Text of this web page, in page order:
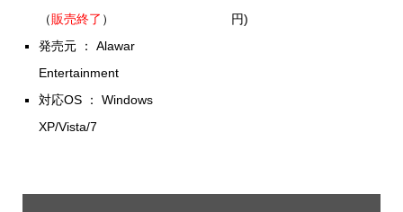
（販売終了 ）
発売元 ： Alawar
Entertainment
対応OS ： Windows
XP/Vista/7
円)